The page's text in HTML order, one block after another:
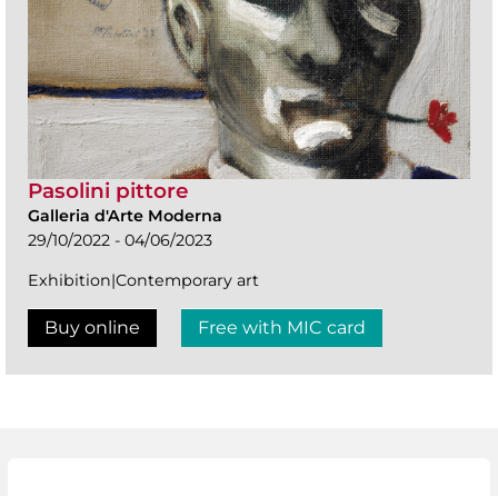
Pasolini pittore
Galleria d'Arte Moderna
29/10/2022 - 04/06/2023
Exhibition|Contemporary art
Buy online Free with MIC card